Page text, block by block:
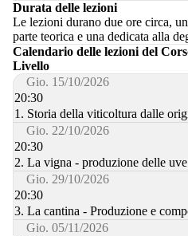
Durata delle lezioni
Le lezioni durano due ore circa,
parte teorica e una dedicata alla
Calendario delle lezioni del
Livello
Gio. 15/10/2026
20:30
1. Storia della viticoltura dalle
Gio. 22/10/2026
20:30
2. La vigna - produzione delle uve
Gio. 29/10/2026
20:30
3. La cantina - Produzione e
Gio. 05/11/2026